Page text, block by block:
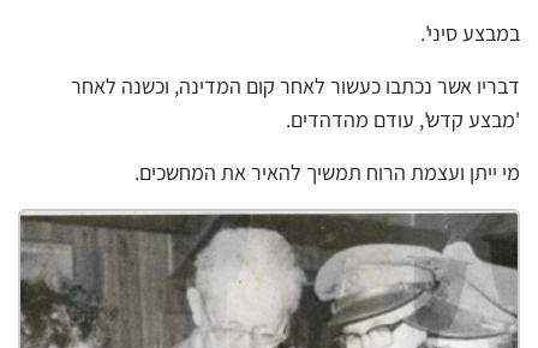
במבצע סיני'.
דבריו אשר נכתבו כעשור לאחר קום המדינה, וכשנה לאחר
'מבצע קדש', עודם מהדהדים.
מי ייתן ועצמת הרוח תמשיך להאיר את המחשכים.